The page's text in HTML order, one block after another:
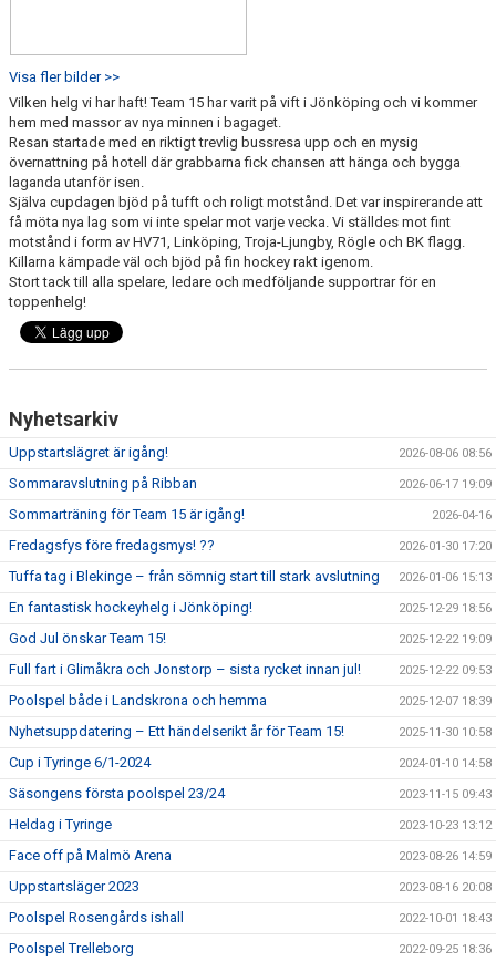
Visa fler bilder >>
Vilken helg vi har haft! Team 15 har varit på vift i Jönköping och vi kommer
hem med massor av nya minnen i bagaget.
Resan startade med en riktigt trevlig bussresa upp och en mysig
övernattning på hotell där grabbarna fick chansen att hänga och bygga
laganda utanför isen.
Själva cupdagen bjöd på tufft och roligt motstånd. Det var inspirerande att
få möta nya lag som vi inte spelar mot varje vecka. Vi ställdes mot fint
motstånd i form av HV71, Linköping, Troja-Ljungby, Rögle och BK flagg.
Killarna kämpade väl och bjöd på fin hockey rakt igenom.
Stort tack till alla spelare, ledare och medföljande supportrar för en
toppenhelg!
Nyhetsarkiv
Uppstartslägret är igång! 2026-08-06 08:56
Sommaravslutning på Ribban 2026-06-17 19:09
Sommarträning för Team 15 är igång! 2026-04-16
Fredagsfys före fredagsmys! ?? 2026-01-30 17:20
Tuffa tag i Blekinge – från sömnig start till stark avslutning 2026-01-06 15:13
En fantastisk hockeyhelg i Jönköping! 2025-12-29 18:56
God Jul önskar Team 15! 2025-12-22 19:09
Full fart i Glimåkra och Jonstorp – sista rycket innan jul! 2025-12-22 09:53
Poolspel både i Landskrona och hemma 2025-12-07 18:39
Nyhetsuppdatering – Ett händelserikt år för Team 15! 2025-11-30 10:58
Cup i Tyringe 6/1-2024 2024-01-10 14:58
Säsongens första poolspel 23/24 2023-11-15 09:43
Heldag i Tyringe 2023-10-23 13:12
Face off på Malmö Arena 2023-08-26 14:59
Uppstartsläger 2023 2023-08-16 20:08
Poolspel Rosengårds ishall 2022-10-01 18:43
Poolspel Trelleborg 2022-09-25 18:36